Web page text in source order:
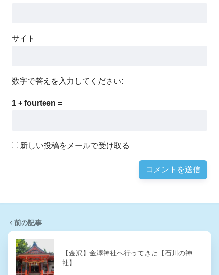
サイト
数字で答えを入力してください:
1 + fourteen =
新しい投稿をメールで受け取る
前の記事
【金沢】金澤神社へ行ってきた【石川の神
社】